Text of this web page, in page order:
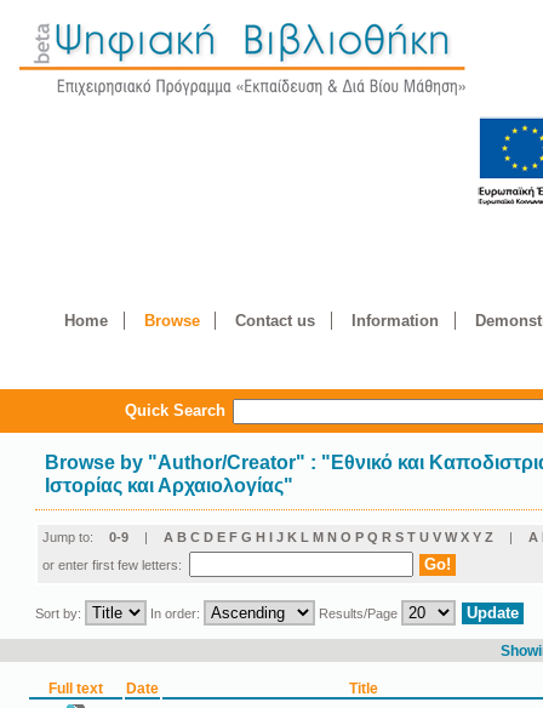
Home Browse Contact us Information
Quick Search
Browse by "Author/Creator" : "Εθνικό και
Ιστορίας και Αρχαιολογίας"
Jump to: 0-9 | A B C D E F G H I J K L M N O P Q R S T U V W X Y Z | Α
or enter first few letters:
Sort by: In order: Results/Page
Full text Date Title